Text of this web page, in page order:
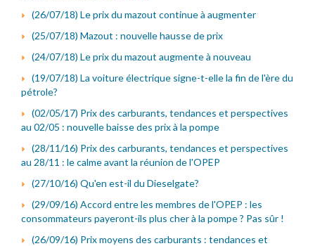
(26/07/18) Le prix du mazout continue à augmenter
(25/07/18) Mazout : nouvelle hausse de prix
(24/07/18) Le prix du mazout augmente à nouveau
(19/07/18) La voiture électrique signe-t-elle la fin de l'ère du
pétrole?
(02/05/17) Prix des carburants, tendances et perspectives
au 02/05 : nouvelle baisse des prix à la pompe
(28/11/16) Prix des carburants, tendances et perspectives
au 28/11 : le calme avant la réunion de l'OPEP
(27/10/16) Qu'en est-il du Dieselgate?
(29/09/16) Accord entre les membres de l'OPEP : les
consommateurs payeront-ils plus cher à la pompe ? Pas sûr !
(26/09/16) Prix moyens des carburants : tendances et